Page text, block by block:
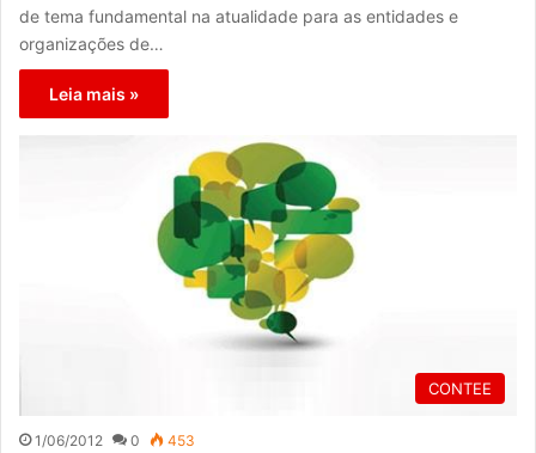
de tema fundamental na atualidade para as entidades e
organizações de…
Leia mais »
CONTEE
1/06/2012 0 453